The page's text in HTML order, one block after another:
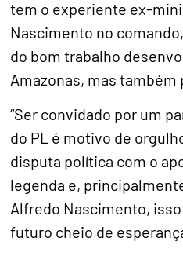
tem o experiente ex-
Nascimento no
do bom trabalho
Amazonas, mas também
“Ser convidado por um
do PL é motivo de
disputa política com o
legenda e,
Alfredo Nascimento,
futuro cheio de